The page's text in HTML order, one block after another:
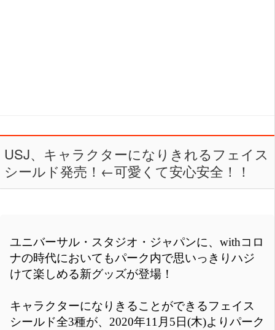
USJ、キャラクターになりきれるフェイス
シールド発売！←可愛くて安心安全！！
ユニバーサル・スタジオ・ジャパンに、withコロ
ナの時代においてもパーク内で思いっきりハジ
けて楽しめる新グッズが登場！
キャラクターになりきることができるフェイス
シールド全3種が、2020年11月5日(木)よりパーク